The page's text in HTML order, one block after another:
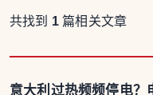
共找到 1 篇相关文章
意大利过热频频停电？